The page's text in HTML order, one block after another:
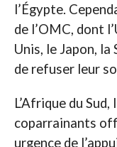
l’Égypte.
de l’OMC, dont
Unis, le Japon,
de refuser leur
L’Afrique du
coparrainants
urgence de